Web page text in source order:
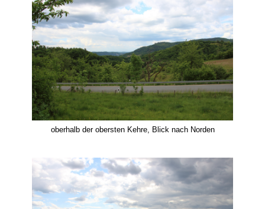
oberhalb der obersten Kehre, Blick nach Norden